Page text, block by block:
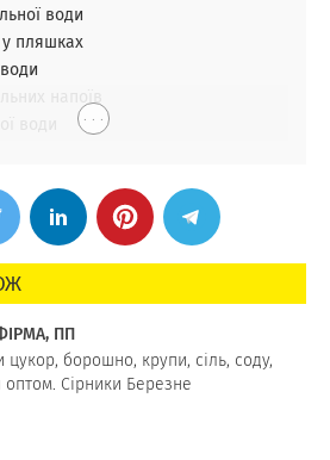
води
пляшках
. . .
ПП
цукор, борошно, крупи, сіль, соду,
оптом. Сірники Березне